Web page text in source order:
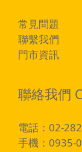
常見問題
聯繫我們
門市資訊
聯絡我們
電話：02-
手機：0935-